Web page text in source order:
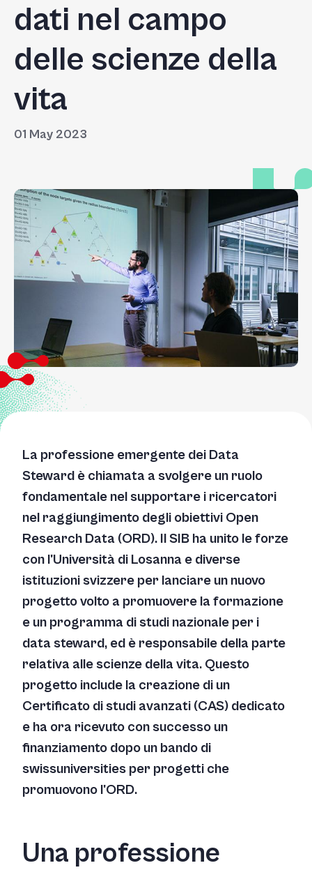
dati nel campo
delle scienze della
vita
01 May 2023
La professione emergente dei Data
Steward è chiamata a svolgere un ruolo
fondamentale nel supportare i ricercatori
nel raggiungimento degli obiettivi Open
Research Data (ORD). Il SIB ha unito le forze
con l'Università di Losanna e diverse
istituzioni svizzere per lanciare un nuovo
progetto volto a promuovere la formazione
e un programma di studi nazionale per i
data steward, ed è responsabile della parte
relativa alle scienze della vita. Questo
progetto include la creazione di un
Certificato di studi avanzati (CAS) dedicato
e ha ora ricevuto con successo un
finanziamento dopo un bando di
swissuniversities per progetti che
promuovono l'ORD.
Una professione